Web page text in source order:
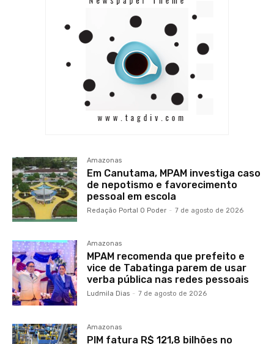
Amazonas
Em Canutama, MPAM investiga caso
de nepotismo e favorecimento
pessoal em escola
Redação Portal O Poder - 7 de agosto de 2026
Amazonas
MPAM recomenda que prefeito e
vice de Tabatinga parem de usar
verba pública nas redes pessoais
Ludmila Dias - 7 de agosto de 2026
Amazonas
PIM fatura R$ 121,8 bilhões no